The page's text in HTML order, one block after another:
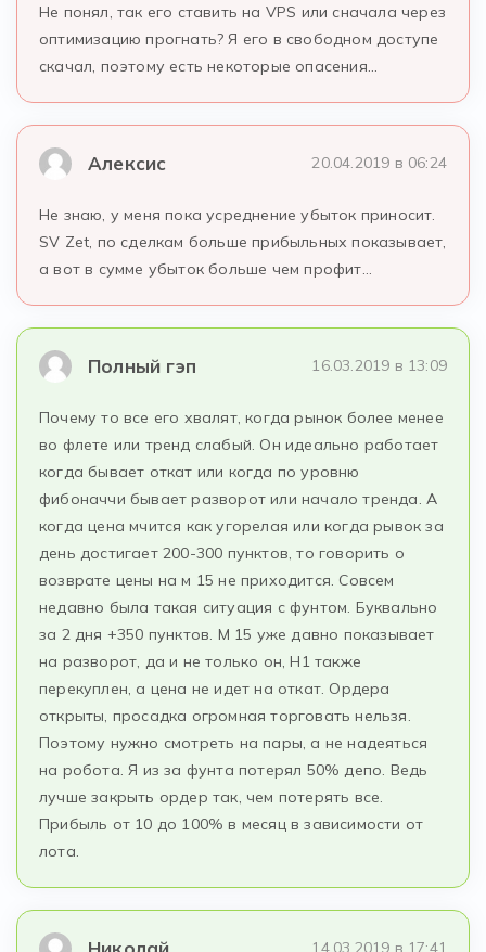
Не понял, так его ставить на VPS или сначала через
оптимизацию прогнать? Я его в свободном доступе
скачал, поэтому есть некоторые опасения…
Алексис 20.04.2019 в 06:24
Не знаю, у меня пока усреднение убыток приносит.
SV Zet, по сделкам больше прибыльных показывает,
а вот в сумме убыток больше чем профит…
Полный гэп 16.03.2019 в 13:09
Почему то все его хвалят, когда рынок более менее
во флете или тренд слабый. Он идеально работает
когда бывает откат или когда по уровню
фибоначчи бывает разворот или начало тренда. А
когда цена мчится как угорелая или когда рывок за
день достигает 200-300 пунктов, то говорить о
возврате цены на м 15 не приходится. Совсем
недавно была такая ситуация с фунтом. Буквально
за 2 дня +350 пунктов. М 15 уже давно показывает
на разворот, да и не только он, H1 также
перекуплен, а цена не идет на откат. Ордера
открыты, просадка огромная торговать нельзя.
Поэтому нужно смотреть на пары, а не надеяться
на робота. Я из за фунта потерял 50% депо. Ведь
лучше закрыть ордер так, чем потерять все.
Прибыль от 10 до 100% в месяц в зависимости от
лота.
14.03.2019 в 17:41